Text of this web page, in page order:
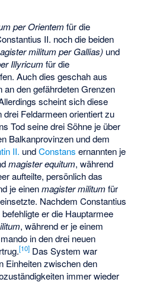
per Orientem für die
II. noch die beiden
militum per Gallias) und
Illyricum für die
Auch dies geschah aus
an den gefährdeten Grenzen
scheint sich diese
Feldarmeen orientiert zu
Tod seine drei Söhne je über
Balkanprovinzen und dem
II. undConstans ernannten je
magister equitum, während
aufteilte, persönlich das
je einenmagister militum für
Nachdem Constantius
er die Hauptarmee
, während er je einem
in den drei neuen
[10] Das System war
Einheiten zwischen den
immer wieder